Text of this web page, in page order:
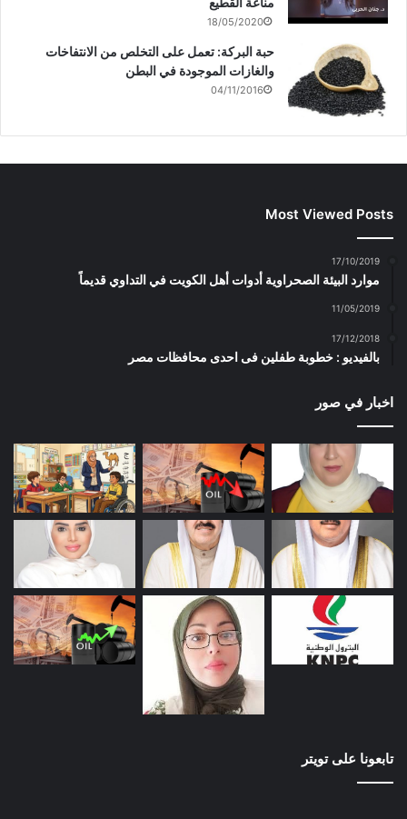
18/05/2020
حبة البركة: تعمل على التخلص من الانتفاخات
والغازات الموجودة في البطن
04/11/2016
Most Viewed Posts
17/10/2019
موارد البيئة الصحراوية أدوات أهل الكويت في التداوي قديماً
11/05/2019
17/12/2018
بالفيديو : خطوبة طفلين فى احدى محافظات مصر
اخبار في صور
تابعونا على تويتر